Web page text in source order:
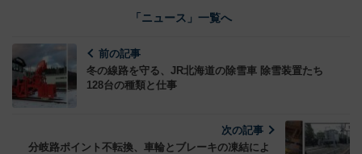
「ニュース」一覧へ
前の記事
冬の線路を守る、JR北海道の除雪車 除雪装置たち
128台の種類と仕事
次の記事
分岐路ポイント不転換、車輪とブレーキの凍結によ